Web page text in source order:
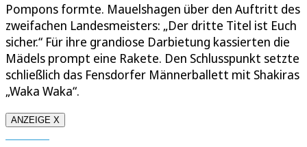
Pompons formte. Mauelshagen über den Auftritt des
zweifachen Landesmeisters: „Der dritte Titel ist Euch
sicher.“ Für ihre grandiose Darbietung kassierten die
Mädels prompt eine Rakete. Den Schlusspunkt setzte
schließlich das Fensdorfer Männerballett mit Shakiras
„Waka Waka“.
ANZEIGE X